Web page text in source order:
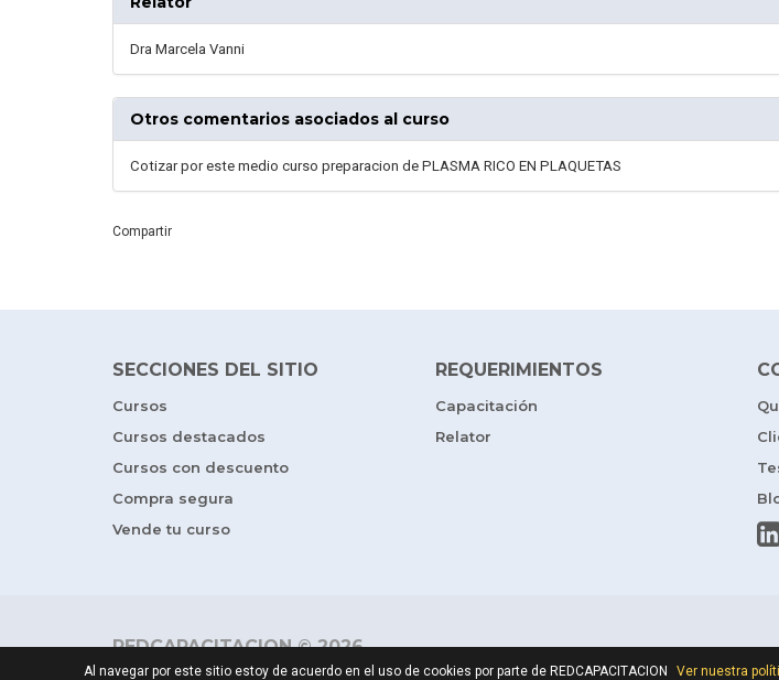
Dra Marcela Vanni
Otros comentarios asociados al curso
Cotizar por este medio curso preparacion de PLASMA RICO EN PLAQUETAS
Compartir
SECCIONES DEL SITIO
Cursos
Cursos destacados
Cursos con descuento
Compra segura
Vende tu curso
REQUERIMIENTOS
Capacitación
Relator
REDCAPACITACION © 2026
Al navegar por este sitio estoy de acuerdo en el uso de cookies por parte de REDCAPACITACION Ver nuestra